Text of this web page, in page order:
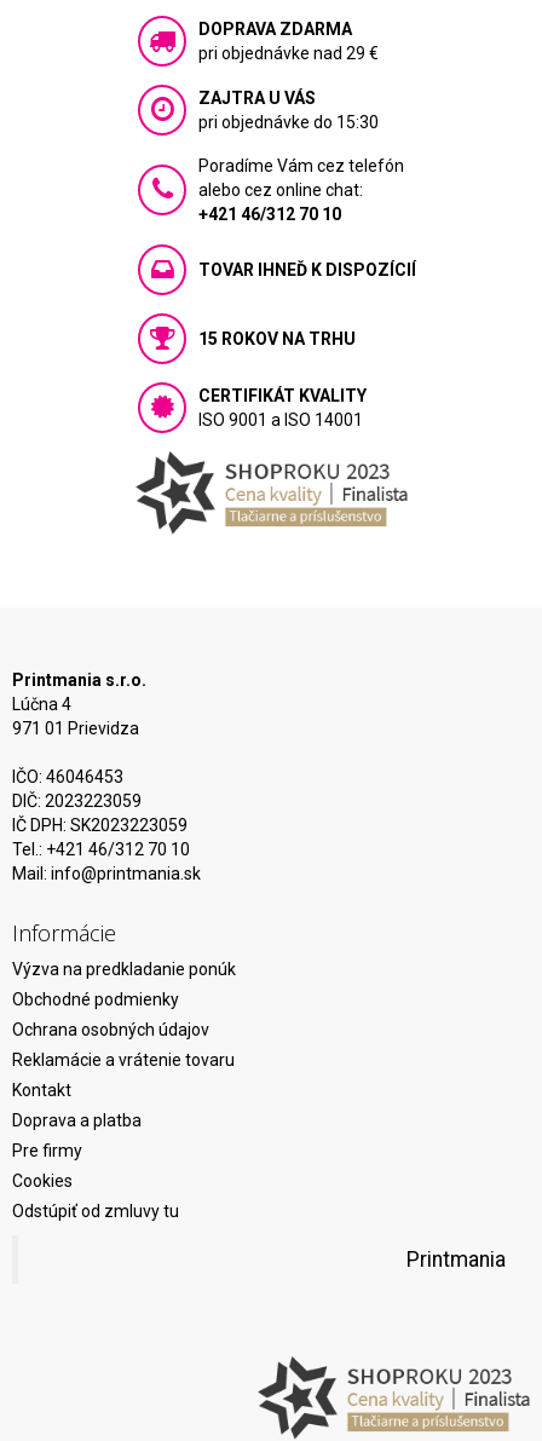
DOPRAVA ZDARMA
pri objednávke nad 29 €
ZAJTRA U VÁS
pri objednávke do 15:30
Poradíme Vám cez telefón
alebo cez online chat:
+421 46/312 70 10
TOVAR IHNEĎ K DISPOZÍCIÍ
15 ROKOV NA TRHU
CERTIFIKÁT KVALITY
ISO 9001 a ISO 14001
Printmania s.r.o.
Lúčna 4
971 01 Prievidza
IČO: 46046453
DIČ: 2023223059
IČ DPH: SK2023223059
Tel.: +421 46/312 70 10
Mail: info@printmania.sk
Informácie
Výzva na predkladanie ponúk
Obchodné podmienky
Ochrana osobných údajov
Reklamácie a vrátenie tovaru
Kontakt
Doprava a platba
Pre firmy
Cookies
Odstúpiť od zmluvy tu
Printmania